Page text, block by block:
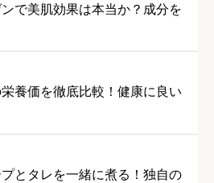
で美肌効果は本当か？成分を
養価を徹底比較！健康に良い
とタレを一緒に煮る！独自の